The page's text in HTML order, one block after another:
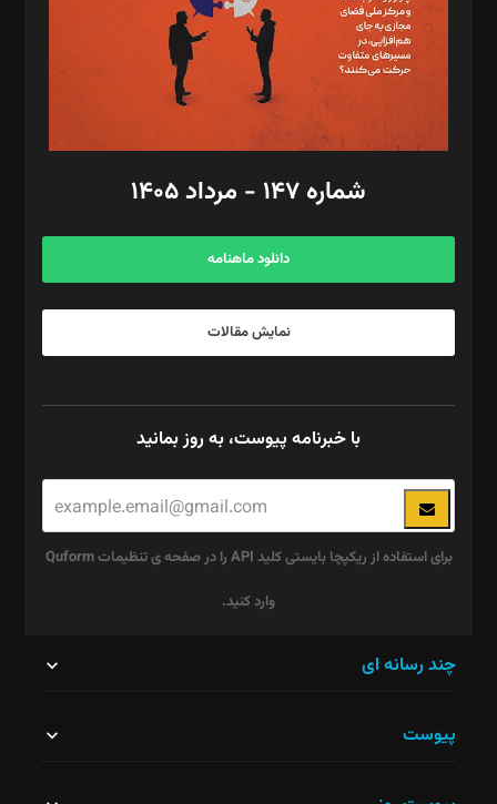
طراح یونیفرم: مجید توکلی
فیلمبرداری و عکاسی: امیر شفیعی، مانی لطفی زاده
گرافیک و صفحه‌آرایی: سید‌سبحان‌علی ثابت
مد‌یر توسعه تجاری: کامبیز برید‌
امور مالی: شاپور رهبری، محمد‌ کاظمی‌نیا
آگهی و مشترکین: ۰۹۱۹۹۹۹۰۴۵۴
شماره ۱۴۷ - مرداد ۱۴۰۵
دانلود ماهنامه
نمایش مقالات
با خبرنامه پیوست، به روز بمانید
برای استفاده از ریکپچا بایستی کلید API را در صفحه ی تنظیمات Quform
وارد کنید.
نباید
چند رسانه ای
پیوست